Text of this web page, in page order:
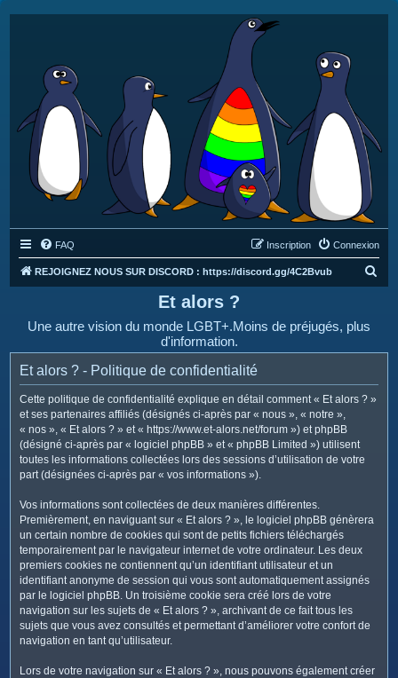
FAQ Connexion
Inscription
REJOIGNEZ NOUS SUR DISCORD : https://discord.gg/4C2Bvub
e
Et alors ?
Une autre vision du monde LGBT+.Moins de préjugés, plus
d'information.
Et alors ? - Politique de confidentialité
Cette politique de confidentialité explique en détail comment « Et alors ? »
et ses partenaires affiliés (désignés ci-après par « nous », « notre »,
« nos », « Et alors ? » et « https://www.et-alors.net/forum ») et phpBB
(désigné ci-après par « logiciel phpBB » et « phpBB Limited ») utilisent
toutes les informations collectées lors des sessions d’utilisation de votre
part (désignées ci-après par « vos informations »).
Vos informations sont collectées de deux manières différentes.
Premièrement, en naviguant sur « Et alors ? », le logiciel phpBB génèrera
un certain nombre de cookies qui sont de petits fichiers téléchargés
temporairement par le navigateur internet de votre ordinateur. Les deux
premiers cookies ne contiennent qu’un identifiant utilisateur et un
identifiant anonyme de session qui vous sont automatiquement assignés
par le logiciel phpBB. Un troisième cookie sera créé lors de votre
navigation sur les sujets de « Et alors ? », archivant de ce fait tous les
sujets que vous avez consultés et permettant d’améliorer votre confort de
navigation en tant qu’utilisateur.
Lors de votre navigation sur « Et alors ? », nous pouvons également créer